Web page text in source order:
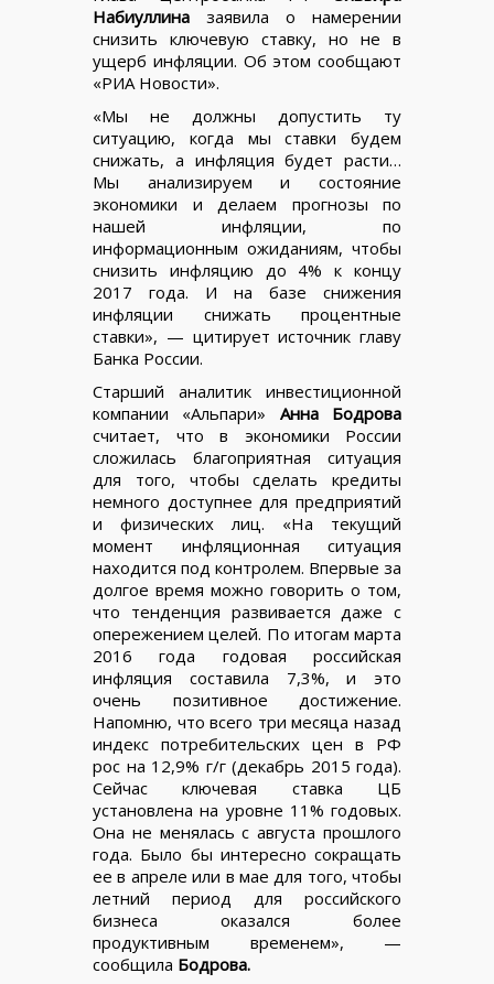
Набиуллина заявила о намерении
снизить ключевую ставку, но не в
ущерб инфляции. Об этом сообщают
«РИА Новости».
«Мы не должны допустить ту
ситуацию, когда мы ставки будем
снижать, а инфляция будет расти…
Мы анализируем и состояние
экономики и делаем прогнозы по
нашей инфляции, по
информационным ожиданиям, чтобы
снизить инфляцию до 4% к концу
2017 года. И на базе снижения
инфляции снижать процентные
ставки», — цитирует источник главу
Банка России.
Старший аналитик инвестиционной
компании «Альпари» Анна Бодрова
считает, что в экономики России
сложилась благоприятная ситуация
для того, чтобы сделать кредиты
немного доступнее для предприятий
и физических лиц. «На текущий
момент инфляционная ситуация
находится под контролем. Впервые за
долгое время можно говорить о том,
что тенденция развивается даже с
опережением целей. По итогам марта
2016 года годовая российская
инфляция составила 7,3%, и это
очень позитивное достижение.
Напомню, что всего три месяца назад
индекс потребительских цен в РФ
рос на 12,9% г/г (декабрь 2015 года).
Сейчас ключевая ставка ЦБ
установлена на уровне 11% годовых.
Она не менялась с августа прошлого
года. Было бы интересно сокращать
ее в апреле или в мае для того, чтобы
летний период для российского
бизнеса оказался более
продуктивным временем», —
сообщила Бодрова.